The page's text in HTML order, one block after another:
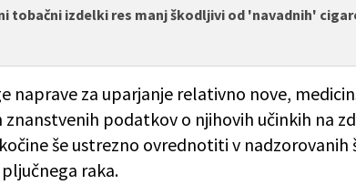
tobačni izdelki res manj škodljivi od 'navadnih'
naprave za uparjanje relativno nove,
podatkov o njihovih učinkih na
še ustrezno ovrednotiti v nadzorovanih
raka.